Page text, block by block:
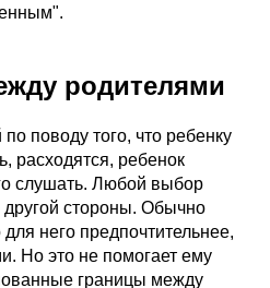
родителями
поводу того, что ребенку
расходятся, ребенок
слушать. Любой выбор
стороны. Обычно
него предпочтительнее,
Но это не помогает ему
границы между